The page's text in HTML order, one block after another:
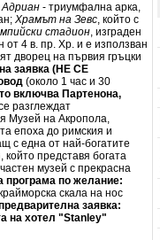
- триумфална aрка,
Храмът на Зевс, който с
стадион, изграден
от 4 в. пр. Хр. и е използван
дворец на първия гръцки
заявка (НЕ СЕ
(около 1 час и 30
включва Партенона,
разглеждат
Музей на Акропола,
епоха до римския и
с една от най-богатите
който представя богата
музей с прекрасна
програма по желание:
скала на нос
заявка:
хотел "Stanley"